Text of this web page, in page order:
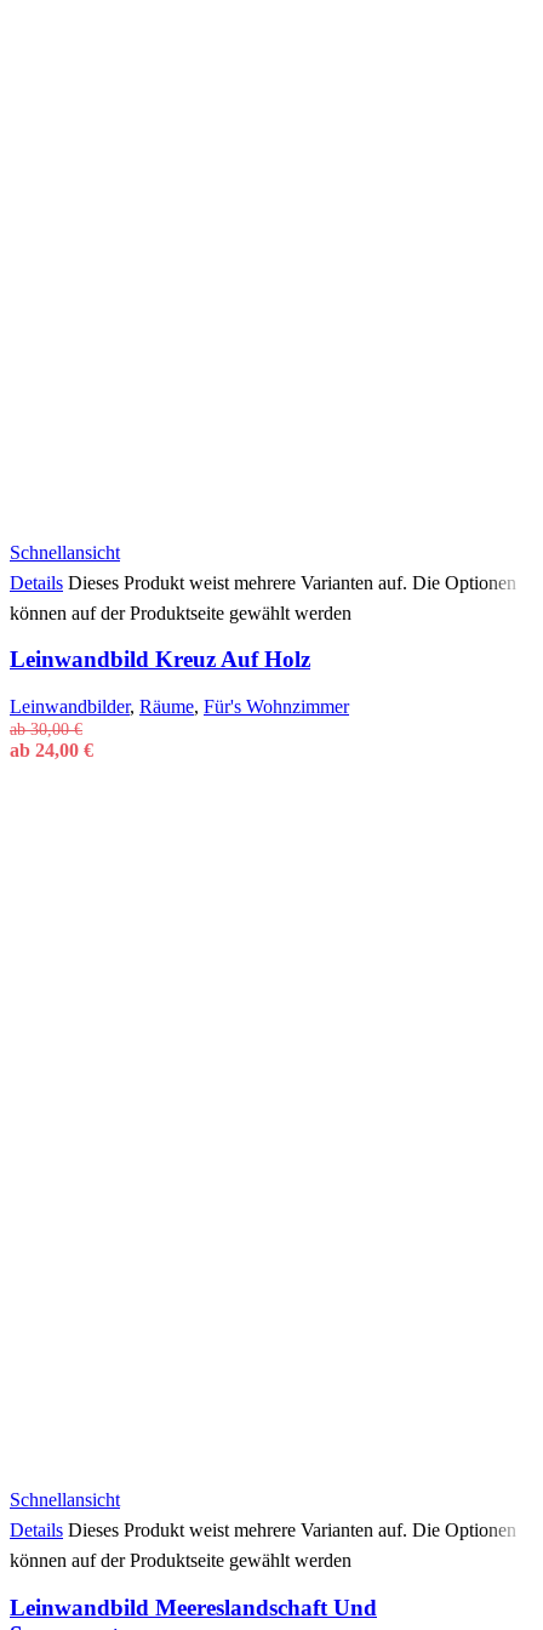
Schnellansicht
Details Dieses Produkt weist mehrere Varianten auf. Die Optionen
können auf der Produktseite gewählt werden
Leinwandbild Kreuz Auf Holz
Leinwandbilder, Räume, Für's Wohnzimmer
ab30,00€
ab 24,00 €
Schnellansicht
Details Dieses Produkt weist mehrere Varianten auf. Die Optionen
können auf der Produktseite gewählt werden
Leinwandbild Meereslandschaft Und